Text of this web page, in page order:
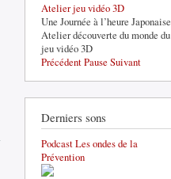
de
RENCONTRE
AVEC KRIS
ET BRUNO
DUHAMEL
Atelier jeu vidéo 3D
Une Journée à l’heure Japonaise
Atelier découverte du monde du
jeu vidéo 3D
Créer des jeux vidéo – de 8 ans à
12 ans
PrécédentPause Suivant
Derniers sons
Podcast Les ondes de la
Prévention
Formation prévention en santé
mentale et jeunesse